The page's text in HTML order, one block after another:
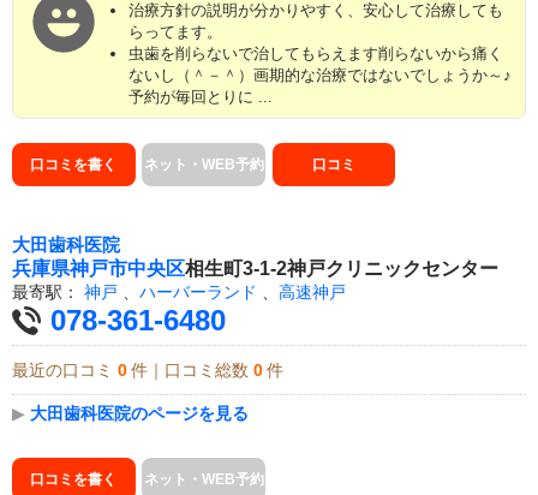
治療方針の説明が分かりやすく、安心して治療しても
らってます。
虫歯を削らないで治してもらえます削らないから痛く
ないし（＾－＾）画期的な治療ではないでしょうか～♪
予約が毎回とりに ...
口コミを書く ネット・WEB予約 口コミ
大田歯科医院
兵庫県神戸市中央区相生町3-1-2神戸クリニックセンター
最寄駅： 神戸 、 ハーバーランド 、 高速神戸
078-361-6480
最近の口コミ 0 件｜口コミ総数 0 件
▶ 大田歯科医院のページを見る
口コミを書く ネット・WEB予約